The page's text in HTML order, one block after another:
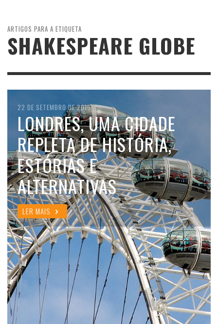
ARTIGOS PARA A ETIQUETA
SHAKESPEARE GLOBE
22 DE SETEMBRO DE 2015
LONDRES, UMA CIDADE
REPLETA DE HISTÓRIA,
ESTÓRIAS E
ALTERNATIVAS
LER MAIS